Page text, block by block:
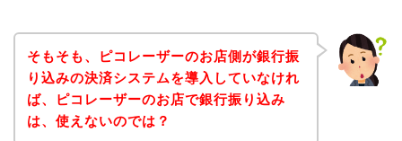
そもそも、ピコレーザーのお店側が銀行振
り込みの決済システムを導入していなけれ
ば、ピコレーザーのお店で銀行振り込み
は、使えないのでは？